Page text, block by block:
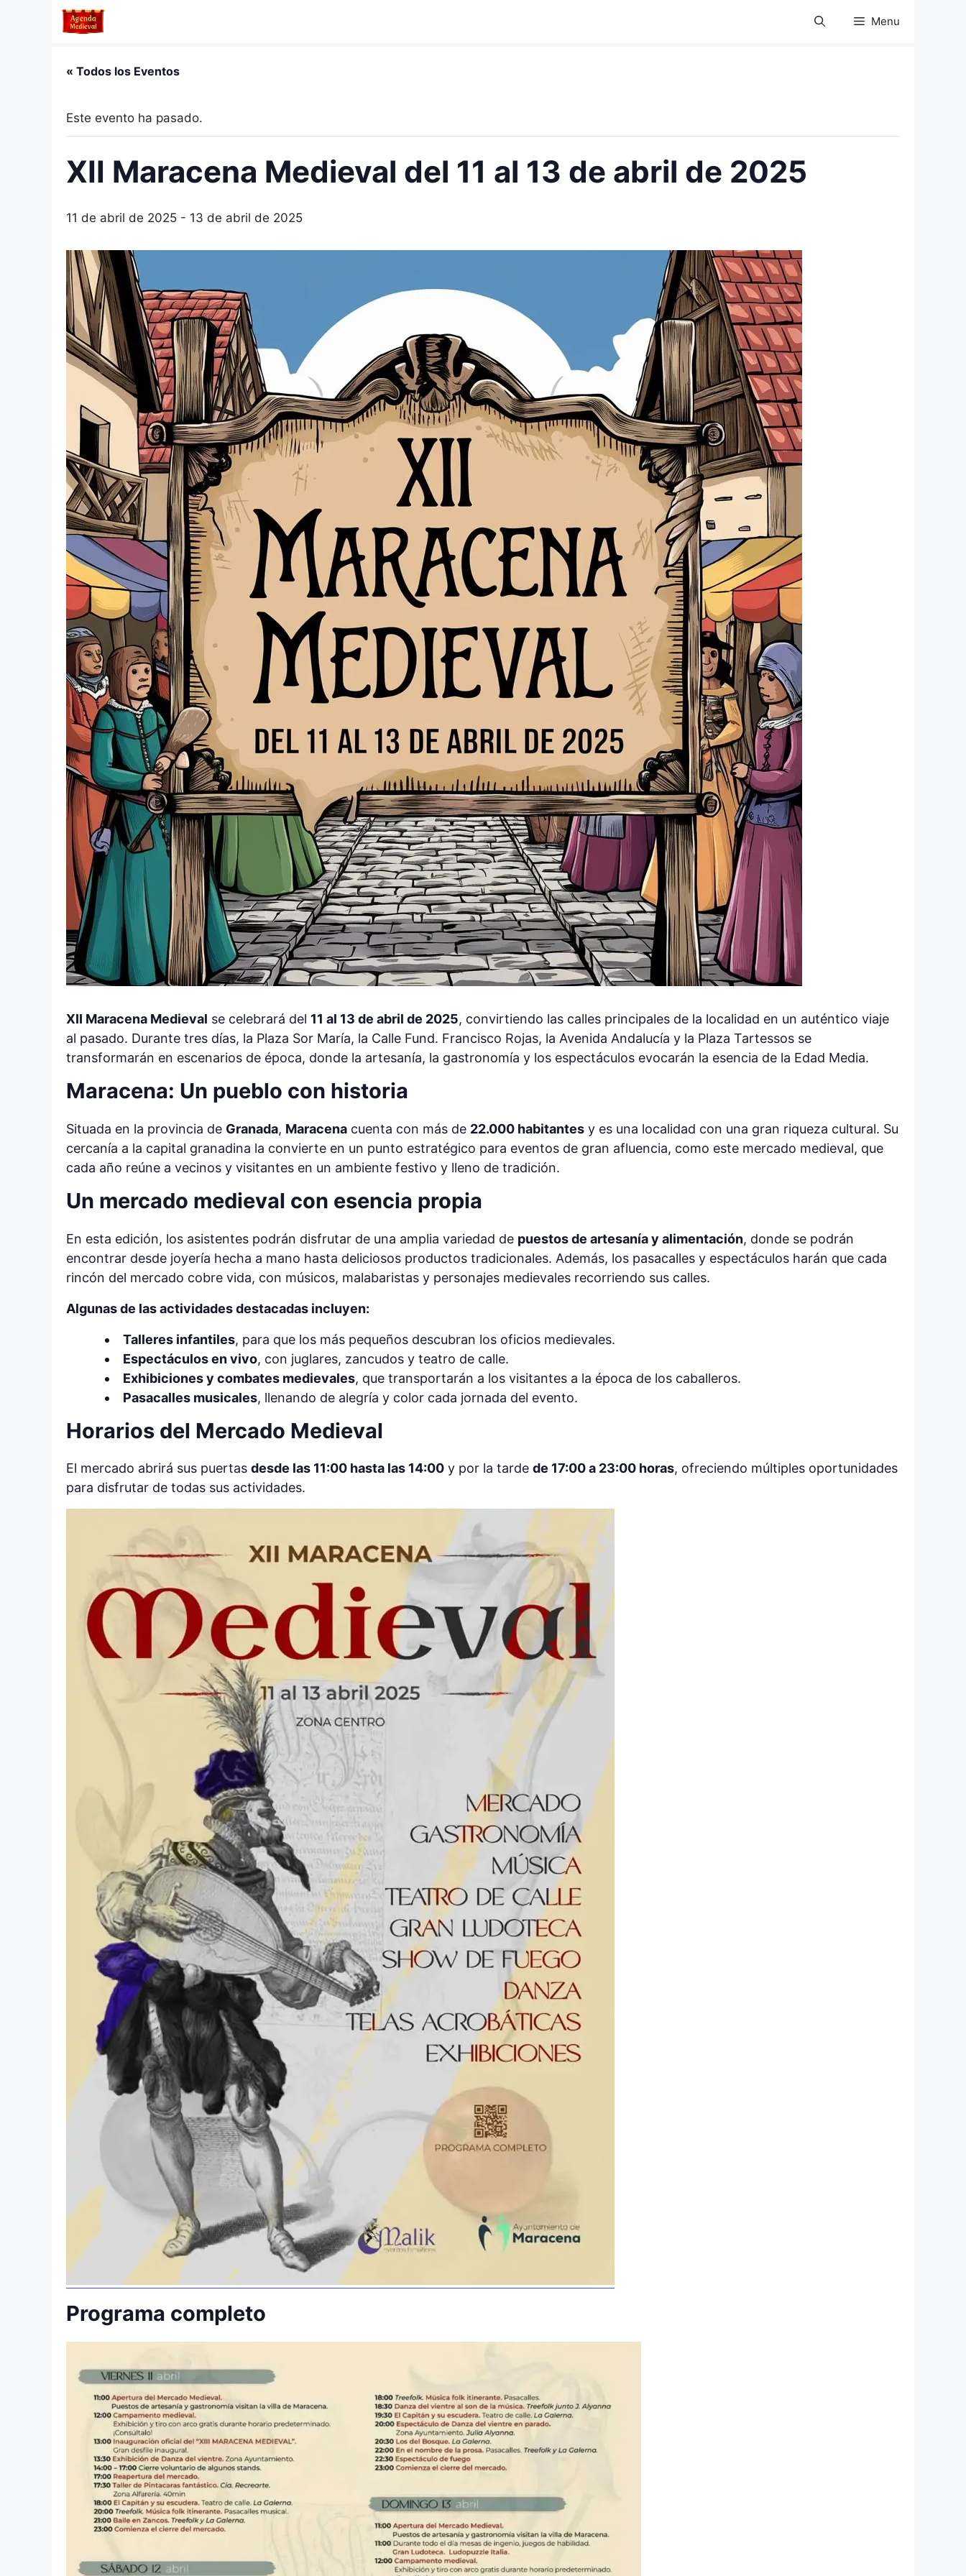
Menu
« Todos los Eventos
Este evento ha pasado.
XII Maracena Medieval del 11 al 13 de abril de 2025
11 de abril de 2025 - 13 de abril de 2025
XII Maracena Medieval se celebrará del 11 al 13 de abril de 2025, convirtiendo las calles principales de la localidad en un auténtico viaje
al pasado. Durante tres días, la Plaza Sor María, la Calle Fund. Francisco Rojas, la Avenida Andalucía y la Plaza Tartessos se
transformarán en escenarios de época, donde la artesanía, la gastronomía y los espectáculos evocarán la esencia de la Edad Media.
Maracena: Un pueblo con historia
Situada en la provincia de Granada, Maracena cuenta con más de 22.000 habitantes y es una localidad con una gran riqueza cultural. Su
cercanía a la capital granadina la convierte en un punto estratégico para eventos de gran afluencia, como este mercado medieval, que
cada año reúne a vecinos y visitantes en un ambiente festivo y lleno de tradición.
Un mercado medieval con esencia propia
En esta edición, los asistentes podrán disfrutar de una amplia variedad de puestos de artesanía y alimentación, donde se podrán
encontrar desde joyería hecha a mano hasta deliciosos productos tradicionales. Además, los pasacalles y espectáculos harán que cada
rincón del mercado cobre vida, con músicos, malabaristas y personajes medievales recorriendo sus calles.
Algunas de las actividades destacadas incluyen:
Talleres infantiles, para que los más pequeños descubran los oficios medievales.
Espectáculos en vivo, con juglares, zancudos y teatro de calle.
Exhibiciones y combates medievales, que transportarán a los visitantes a la época de los caballeros.
Pasacalles musicales, llenando de alegría y color cada jornada del evento.
Horarios del Mercado Medieval
El mercado abrirá sus puertas desde las 11:00 hasta las 14:00 y por la tarde de 17:00 a 23:00 horas, ofreciendo múltiples oportunidades
para disfrutar de todas sus actividades.
Programa completo